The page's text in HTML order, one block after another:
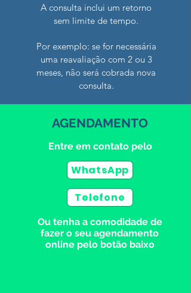
A consulta inclui um retorno
sem limite de tempo.
Por exemplo: se for necessária
uma reavaliação com 2 ou 3
meses, não será cobrada nova
consulta.
AGENDAMENTO
Entre em contato pelo
WhatsApp
Telefone
Ou tenha a comodidade de
fazer o seu agendamento
online pelo botão baixo